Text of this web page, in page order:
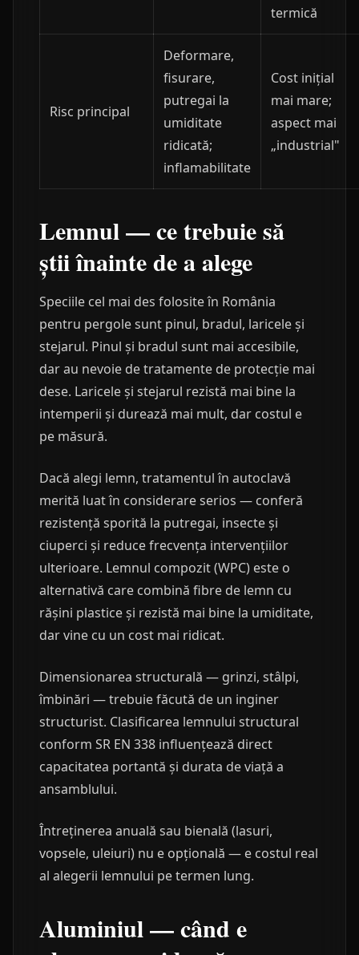
termică
Risc principal
Deformare,
fisurare,
putregai la
umiditate
ridicată;
inflamabilitate
Cost inițial
mai mare;
aspect mai
„industrial"
Lemnul — ce trebuie să
știi înainte de a alege
Speciile cel mai des folosite în România
pentru pergole sunt pinul, bradul, laricele și
stejarul. Pinul și bradul sunt mai accesibile,
dar au nevoie de tratamente de protecție mai
dese. Laricele și stejarul rezistă mai bine la
intemperii și durează mai mult, dar costul e
pe măsură.
Dacă alegi lemn, tratamentul în autoclavă
merită luat în considerare serios — conferă
rezistență sporită la putregai, insecte și
ciuperci și reduce frecvența intervențiilor
ulterioare. Lemnul compozit (WPC) este o
alternativă care combină fibre de lemn cu
rășini plastice și rezistă mai bine la umiditate,
dar vine cu un cost mai ridicat.
Dimensionarea structurală — grinzi, stâlpi,
îmbinări — trebuie făcută de un inginer
structurist. Clasificarea lemnului structural
conform SR EN 338 influențează direct
capacitatea portantă și durata de viață a
ansamblului.
Întreținerea anuală sau bienală (lasuri,
vopsele, uleiuri) nu e opțională — e costul real
al alegerii lemnului pe termen lung.
Aluminiul — când e